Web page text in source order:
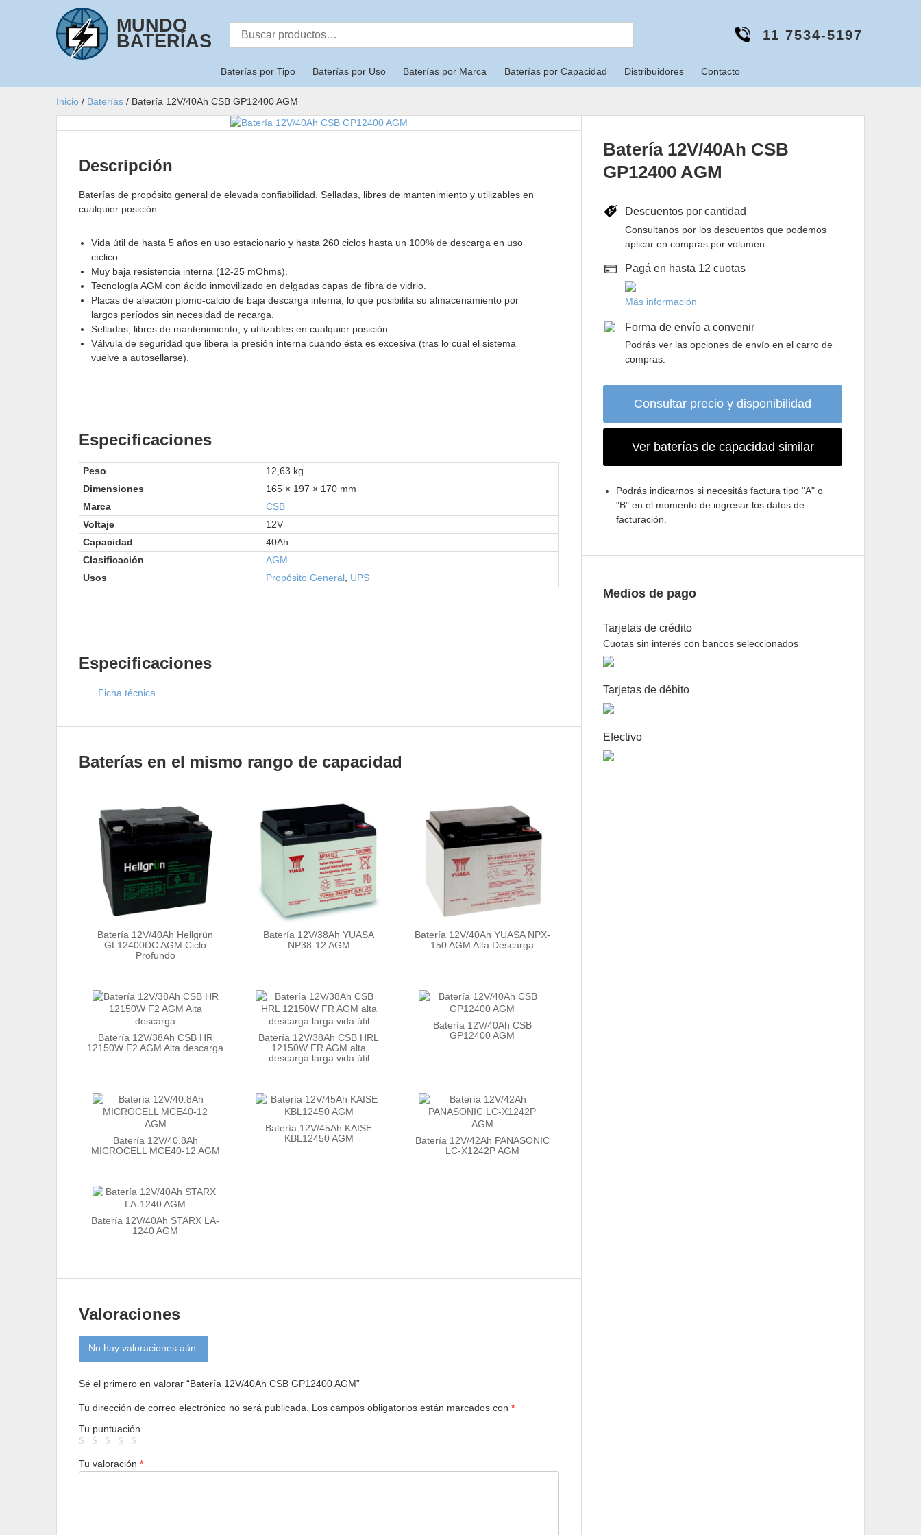
MUNDO
BATERÍAS
Buscar
11 7534-5197
Baterías por Tipo Baterías por Uso Baterías por Marca Baterías por Capacidad Distribuidores Contacto
Inicio / Baterías / Batería 12V/40Ah CSB GP12400 AGM
Descripción
Baterías de propósito general de elevada confiabilidad. Selladas, libres de mantenimiento y utilizables en
cualquier posición.
Vida útil de hasta 5 años en uso estacionario y hasta 260 ciclos hasta un 100% de descarga en uso
cíclico.
Muy baja resistencia interna (12-25 mOhms).
Tecnología AGM con ácido inmovilizado en delgadas capas de fibra de vidrio.
Placas de aleación plomo-calcio de baja descarga interna, lo que posibilita su almacenamiento por
largos períodos sin necesidad de recarga.
Selladas, libres de mantenimiento, y utilizables en cualquier posición.
Válvula de seguridad que libera la presión interna cuando ésta es excesiva (tras lo cual el sistema
vuelve a autosellarse).
Especificaciones
Peso
12,63 kg
Dimensiones
165 × 197 × 170 mm
Marca
CSB
Voltaje
12V
Capacidad
40Ah
Clasificación
AGM
Usos
Propósito General, UPS
Especificaciones
Ficha técnica
Baterías en el mismo rango de capacidad
Batería 12V/40Ah Hellgrün
GL12400DC AGM Ciclo
Profundo
Batería 12V/38Ah YUASA
NP38-12 AGM
Batería 12V/40Ah YUASA NPX-
150 AGM Alta Descarga
Batería 12V/38Ah CSB HR
12150W F2 AGM Alta descarga
Batería 12V/38Ah CSB HRL
12150W FR AGM alta
descarga larga vida útil
Batería 12V/40Ah CSB
GP12400 AGM
Batería 12V/40.8Ah
MICROCELL MCE40-12 AGM
Batería 12V/45Ah KAISE
KBL12450 AGM
Batería 12V/42Ah PANASONIC
LC-X1242P AGM
Batería 12V/40Ah STARX LA-
1240 AGM
Valoraciones
No hay valoraciones aún.
Sé el primero en valorar “Batería 12V/40Ah CSB GP12400 AGM”
Tu dirección de correo electrónico no será publicada. Los campos obligatorios están marcados con *
Tu puntuación
Tu valoración *
Batería 12V/40Ah CSB
GP12400 AGM
Descuentos por cantidad
Consultanos por los descuentos que podemos
aplicar en compras por volumen.
Pagá en hasta 12 cuotas
Más información
Forma de envío a convenir
Podrás ver las opciones de envío en el carro de
compras.
Consultar precio y disponibilidad
Ver baterías de capacidad similar
Podrás indicarnos si necesitás factura tipo "A" o
"B" en el momento de ingresar los datos de
facturación.
Medios de pago
Tarjetas de crédito
Cuotas sin interés con bancos seleccionados
Tarjetas de débito
Efectivo